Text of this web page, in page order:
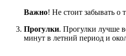
Важно! Не стоит забывать о
Прогулки. Прогулки лучше
минут в летний период и